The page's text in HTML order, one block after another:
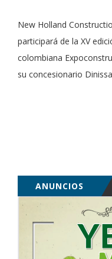
New Holland
participará de la XV
colombiana
su concesionario
ANUNCIOS